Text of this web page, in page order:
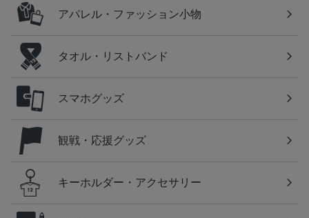
アパレル・ファッション小物
タオル・リストバンド
スマホグッズ
観戦・応援グッズ
キーホルダー・アクセサリー